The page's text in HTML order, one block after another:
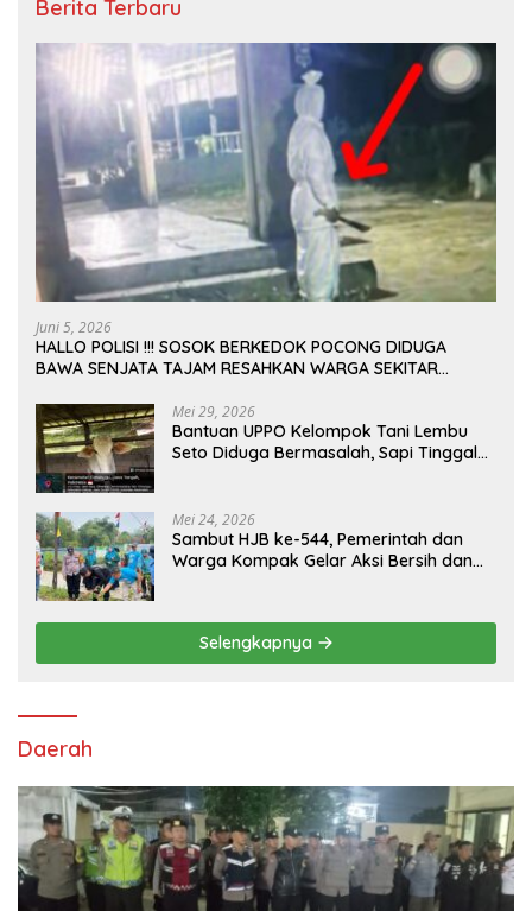
Berita Terbaru
Juni 5, 2026
HALLO POLISI !!! SOSOK BERKEDOK POCONG DIDUGA
BAWA SENJATA TAJAM RESAHKAN WARGA SEKITAR
Mei 29, 2026
Bantuan UPPO Kelompok Tani Lembu
Seto Diduga Bermasalah, Sapi Tinggal
Mei 24, 2026
Sambut HJB ke-544, Pemerintah dan
Warga Kompak Gelar Aksi Bersih dan
Selengkapnya
Daerah